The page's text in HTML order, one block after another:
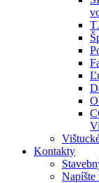
Kontakty
Napíšte